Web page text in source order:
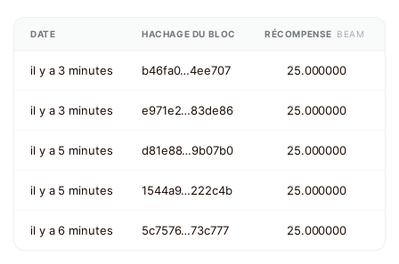
DATE HACHAGE DU BLOC RÉCOMPENSE BEAM
il y a 3 minutes b46fa0…4ee707 25.000000
il y a 3 minutes e971e2…83de86 25.000000
il y a 5 minutes d81e88…9b07b0 25.000000
il y a 5 minutes 1544a9…222c4b 25.000000
il y a 6 minutes 5c7576…73c777 25.000000